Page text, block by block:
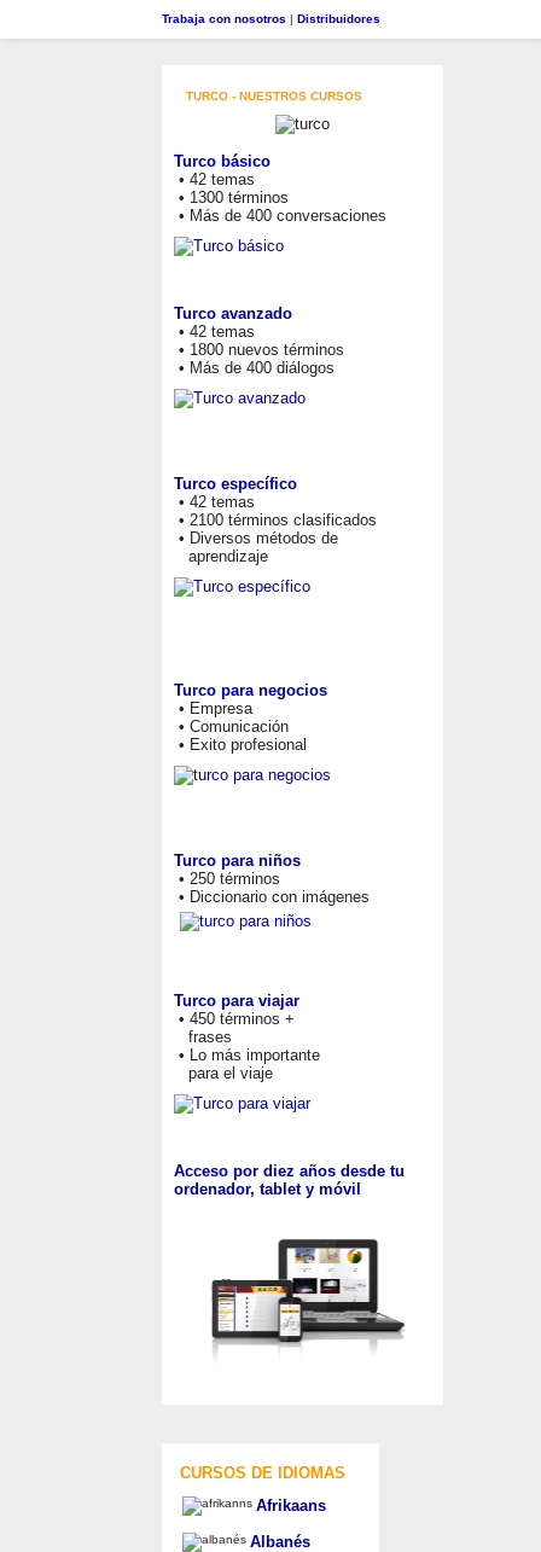
Trabaja con nosotros | Distribuidores
TURCO - NUESTROS CURSOS
Turco básico
• 42 temas
• 1300 términos
• Más de 400 conversaciones
Turco avanzado
• 42 temas
• 1800 nuevos términos
• Más de 400 diálogos
Turco específico
• 42 temas
• 2100 términos clasificados
• Diversos métodos de
aprendizaje
Turco para negocios
• Empresa
• Comunicación
• Exito profesional
Turco para niños
• 250 términos
• Diccionario con imágenes
Turco para viajar
• 450 términos +
frases
• Lo más importante
para el viaje
Acceso por diez años desde tu
ordenador, tablet y móvil
CURSOS DE IDIOMAS
Afrikaans
Albanés